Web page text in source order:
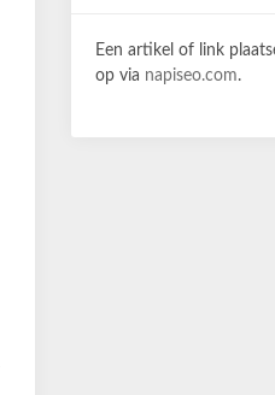
Een artikel of link
op via napiseo.com.